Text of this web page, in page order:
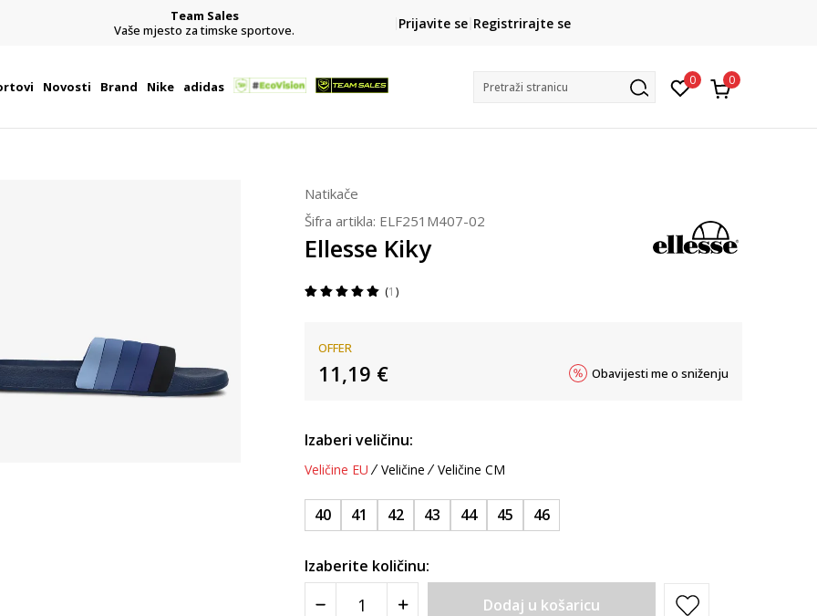
Team Sales
Vaše mjesto za timske sportove.
CLICK& COLLECT
besplatno preuzimanje u trgovini
Prijavite se Registrirajte se
Novosti Brand Nike adidas Pretraži stranicu 0 0
Natikače
Šifra artikla: ELF251M407-02
Ellesse Kiky
1
OFFER
11,19 € Obavijesti me o sniženju
Izaberi veličinu:
Veličine EU Veličine Veličine CM
40 41 42 43 44 45 46
Izaberite količinu:
Dodaj u košaricu